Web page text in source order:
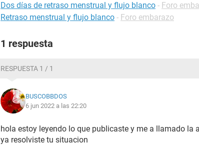
Dos días de retraso menstrual y flujo blanco - Foro
Retraso menstrual y flujo blanco - Foro embarazo
1 respuesta
RESPUESTA 1 / 1
BUSCOBBDOS
6 jun 2022 a las 22:20
hola estoy leyendo lo que publicaste y me a llamado la
ya resolviste tu situacion